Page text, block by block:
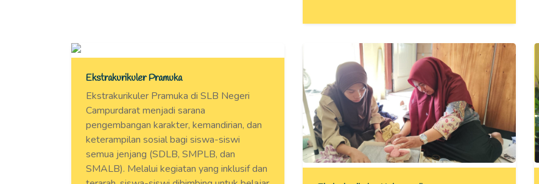
Ekstrakurikuler Pramuka
Ekstrakurikuler Pramuka di SLB Negeri
Campurdarat menjadi sarana
pengembangan karakter, kemandirian, dan
keterampilan sosial bagi siswa-siswi
semua jenjang (SDLB, SMPLB, dan
SMALB). Melalui kegiatan yang inklusif dan